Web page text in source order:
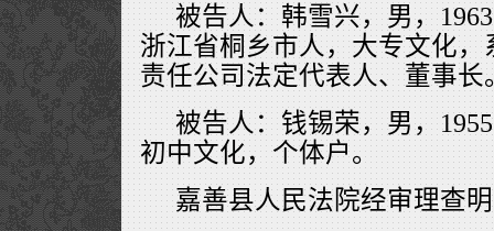
被告人：韩雪兴，男，
浙江省桐乡市人，大专文化
责任公司法定代表人、董事长
被告人：钱锡荣，男，
初中文化，个体户。
嘉善县人民法院经审理查